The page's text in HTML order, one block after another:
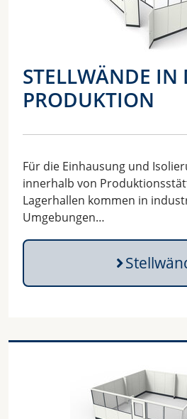
STELLWÄNDE IN
PRODUKTION
Für die Einhausung und
innerhalb von
Lagerhallen kommen in
Umgebungen…